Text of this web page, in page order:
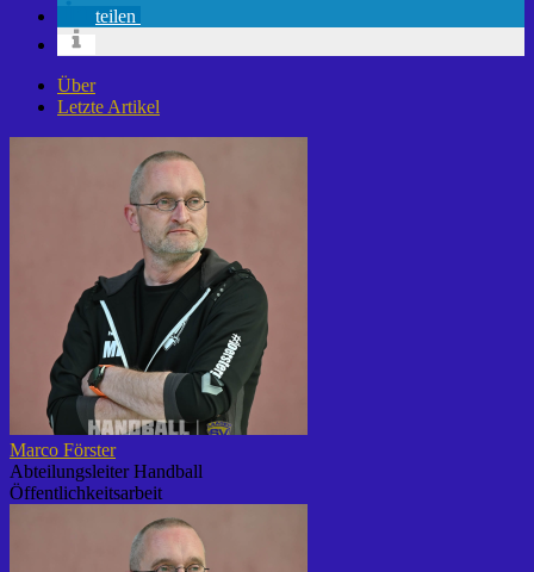
teilen
Über
Letzte Artikel
Marco Förster
Abteilungsleiter Handball
Öffentlichkeitsarbeit